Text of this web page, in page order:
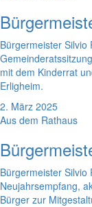
Bürgermeister
mit dem Kinderrat
Erligheim.
2. März 2025
Aus dem Rathaus
Bürgermeister
Neujahrsempfang,
Bürger zur